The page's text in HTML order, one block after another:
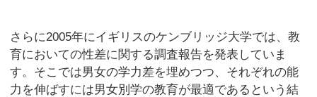
さらに2005年にイギリスのケンブリッジ大学では、教
育においての性差に関する調査報告を発表していま
す。そこでは男女の学力差を埋めつつ、それぞれの能
力を伸ばすには男女別学の教育が最適であるという結